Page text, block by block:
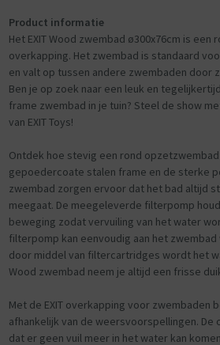
Product informatie
Het EXIT Wood zwembad ø300x76cm is
overkapping. Het zwembad is standaard
en valt op tussen andere zwembaden door
Ben je op zoek naar een leuk en
frame zwembad in je tuin? Steel de show
van EXIT Toys!
Ontdek hoe stevig een rond opzetzwembad
gepoedercoate stalen frame en de sterke
zwembad zorgen ervoor dat het bad altijd
meegaat. De meegeleverde filterpomp
beweging zodat vervuiling van het water
filterpomp kan eenvoudig aan het
door middel van filtercartridges wordt het
Wood zwembad neem je altijd een frisse
Met de EXIT overkapping voor zwembaden
afhankelijk van de weersvoorspellingen.
dat er geen vuil meer in het water kan